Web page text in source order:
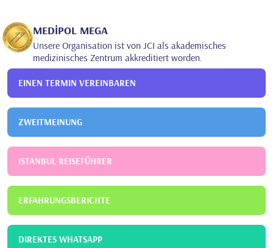
MEDİPOL MEGA
Unsere Organisation ist von JCI als akademisches
medizinisches Zentrum akkreditiert worden.
EINEN TERMIN VEREINBAREN
ZWEITMEINUNG
ISTANBUL REISEFÜHRER
ERFAHRUNGSBERICHTE
DIREKTES WHATSAPP